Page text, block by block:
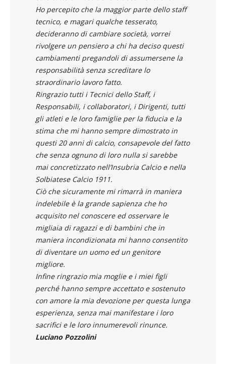
Ho percepito che la maggior parte dello staff
tecnico, e magari qualche tesserato,
decideranno di cambiare società, vorrei
rivolgere un pensiero a chi ha deciso questi
cambiamenti pregandoli di assumersene la
responsabilità senza screditare lo
straordinario lavoro fatto.
Ringrazio tutti i Tecnici dello Staff, i
Responsabili, i collaboratori, i Dirigenti, tutti
gli atleti e le loro famiglie per la fiducia e la
stima che mi hanno sempre dimostrato in
questi 20 anni di calcio, consapevole del fatto
che senza ognuno di loro nulla si sarebbe
mai concretizzato nell’Insubria Calcio e nella
Solbiatese Calcio 1911.
Ciò che sicuramente mi rimarrà in maniera
indelebile è la grande sapienza che ho
acquisito nel conoscere ed osservare le
migliaia di ragazzi e di bambini che in
maniera incondizionata mi hanno consentito
di diventare un uomo ed un genitore
migliore.
Infine ringrazio mia moglie e i miei figli
perché hanno sempre accettato e sostenuto
con amore la mia devozione per questa lunga
esperienza, senza mai manifestare i loro
sacrifici e le loro innumerevoli rinunce.
Luciano Pozzolini